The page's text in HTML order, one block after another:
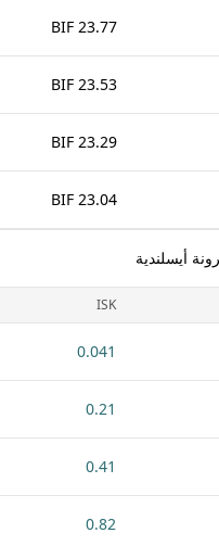
23.77 BIF
23.53 BIF
23.29 BIF
23.04 BIF
أيسلندية
ISK
0.041
0.21
0.41
0.82